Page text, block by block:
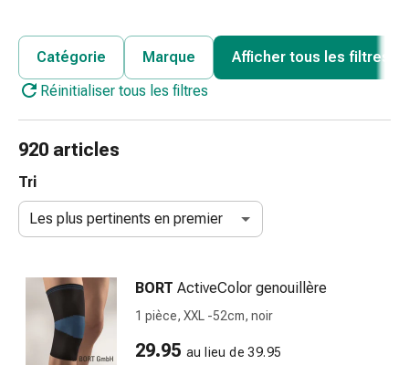
Grippe
refroidissement
et
Douche
nasale
Irritation
et
blessure
de
Catégorie Marque
Afficher tous les filtres
Réinitialiser tous les filtres
920 articles
Tri
Les plus pertinents en premier
BORT ActiveColor genouillère
1 pièce, XXL -52cm, noir
29.95 au lieu de 39.95